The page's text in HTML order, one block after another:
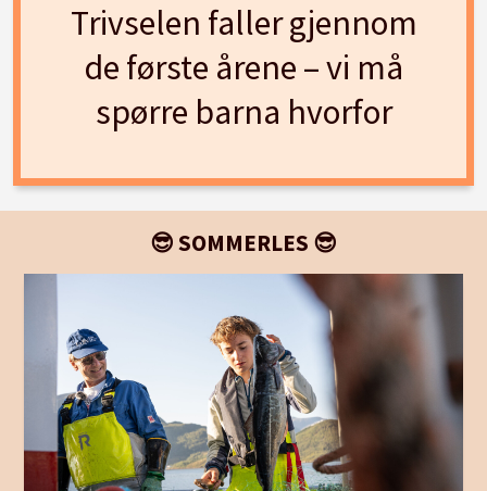
Trivselen faller gjennom
de første årene – vi må
spørre barna hvorfor
😎 SOMMERLES 😎